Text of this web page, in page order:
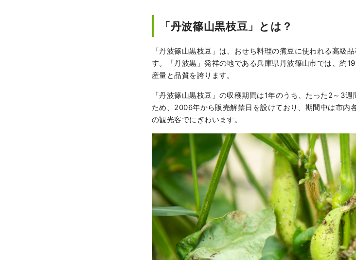
「丹波篠山黒枝豆」とは？
「丹波篠山黒枝豆」は、おせち料理の煮豆に使われる高級
す。「丹波黒」発祥の地である兵庫県丹波篠山市では、約
産量と品質を誇ります。
「丹波篠山黒枝豆」の収穫期間は1年のうち、たった2～3
ため、2006年から販売解禁日を設けており、期間中は市内
の観光客でにぎわいます。